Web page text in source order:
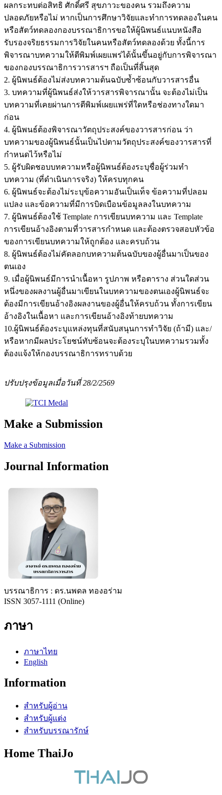
ผลกระทบต่อสิทธิ ศักดิ์ศรี สุขภาวะของคน รวมถึงความ
ปลอดภัยหรือไม่ หากเป็นการศึกษาวิจัยและทำการทดลองในคน
หรือสัตว์ทดลองกองบรรณาธิการขอให้ผู้นิพนธ์แนบหนังสือ
รับรองจริยธรรมการวิจัยในคนหรือสัตว์ทดลองด้วย ทั้งนี้การ
พิจารณาบทความให้ตีพิมพ์เผยแพร่ได้นั้นขึ้นอยู่กับการพิจารณา
ของกองบรรณาธิการวารสารฯ ถือเป็นที่สิ้นสุด
2. ผู้นิพนธ์ต้องไม่ส่งบทความต้นฉบับซ้ำซ้อนกับวารสารอื่น
3. บทความที่ผู้นิพนธ์ส่งให้วารสารพิจารณานั้น จะต้องไม่เป็น
บทความที่เคยผ่านการตีพิมพ์เผยแพร่ที่ใดหรือช่องทางใดมา
ก่อน
4. ผู้นิพนธ์ต้องพิจารณาวัตถุประสงค์ของวารสารก่อน ว่า
บทความของผู้นิพนธ์นั้นเป็นไปตามวัตถุประสงค์ของวารสารที่
กำหนดไว้หรือไม่
5. ผู้รับผิดชอบบทความหรือผู้นิพนธ์ต้องระบุชื่อผู้ร่วมทำ
บทความ (ที่ดำเนินการจริง) ให้ครบทุกคน
6. ผู้นิพนธ์จะต้องไม่ระบุข้อความอันเป็นเท็จ ข้อความที่ปลอม
แปลง และข้อความที่มีการบิดเบือนข้อมูลลงในบทความ
7. ผู้นิพนธ์ต้องใช้ Template การเขียนบทความ และ Template
การเขียนอ้างอิงตามที่วารสารกำหนด และต้องตรวจสอบหัวข้อ
ของการเขียนบทความให้ถูกต้อง และครบถ้วน
8. ผู้นิพนธ์ต้องไม่คัดลอกบทความต้นฉบับของผู้อื่นมาเป็นของ
ตนเอง
9. เมื่อผู้นิพนธ์มีการนำเนื้อหา รูปภาพ หรือตาราง ส่วนใดส่วน
หนึ่งของผลงานผู้อื่นมาเขียนในบทความของตนเองผู้นิพนธ์จะ
ต้องมีการเขียนอ้างอิงผลงานของผู้อื่นให้ครบถ้วน ทั้งการเขียน
อ้างอิงในเนื้อหา และการเขียนอ้างอิงท้ายบทความ
10.ผู้นิพนธ์ต้องระบุแหล่งทุนที่สนับสนุนการทำวิจัย (ถ้ามี) และ/
หรือหากมีผลประโยชน์ทับซ้อนจะต้องระบุในบทความรวมทั้ง
ต้องแจ้งให้กองบรรณาธิการทราบด้วย
ปรับปรุงข้อมูลเมื่อวันที่ 28/2/2569
Make a Submission
Make a Submission
Journal Information
บรรณาธิการ : ดร.นพดล ทองอร่าม
ISSN 3057-1111 (Online)
ภาษา
ภาษาไทย
English
Information
สำหรับผู้อ่าน
สำหรับผู้แต่ง
สำหรับบรรณารักษ์
Home ThaiJo